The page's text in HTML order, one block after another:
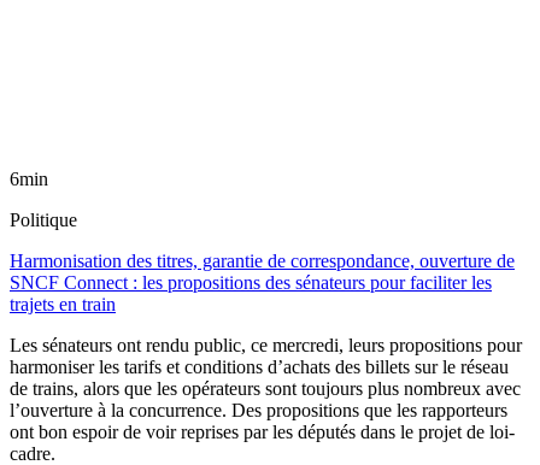
6min
Politique
Harmonisation des titres, garantie de correspondance, ouverture de
SNCF Connect : les propositions des sénateurs pour faciliter les
trajets en train
Les sénateurs ont rendu public, ce mercredi, leurs propositions pour
harmoniser les tarifs et conditions d’achats des billets sur le réseau
de trains, alors que les opérateurs sont toujours plus nombreux avec
l’ouverture à la concurrence. Des propositions que les rapporteurs
ont bon espoir de voir reprises par les députés dans le projet de loi-
cadre.